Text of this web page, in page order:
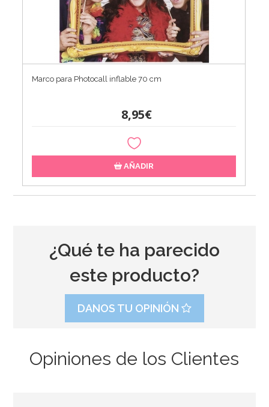
Marco para Photocall inflable 70 cm
8,95€
AÑADIR
¿Qué te ha parecido
este producto?
DANOS TU OPINIÓN
Opiniones de los Clientes